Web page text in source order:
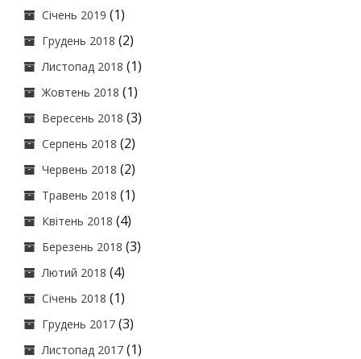
Січень 2019 (1)
Грудень 2018 (2)
Листопад 2018 (1)
Жовтень 2018 (1)
Вересень 2018 (3)
Серпень 2018 (2)
Червень 2018 (2)
Травень 2018 (1)
Квітень 2018 (4)
Березень 2018 (3)
Лютий 2018 (4)
Січень 2018 (1)
Грудень 2017 (3)
Листопад 2017 (1)